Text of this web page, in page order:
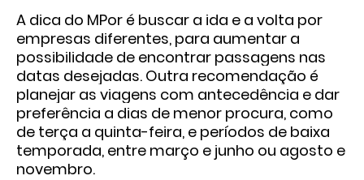
A dica do MPor é buscar a ida e a volta por
empresas diferentes, para aumentar a
possibilidade de encontrar passagens nas
datas desejadas. Outra recomendação é
planejar as viagens com antecedência e dar
preferência a dias de menor procura, como
de terça a quinta-feira, e períodos de baixa
temporada, entre março e junho ou agosto e
novembro.